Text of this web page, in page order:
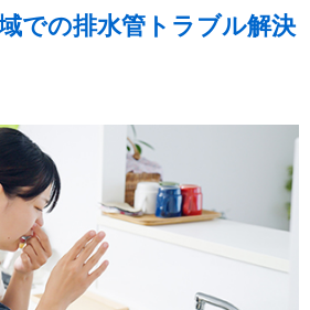
での排水管トラブル解決